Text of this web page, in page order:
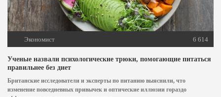
Экономист 6 614
Ученые назвали психологические трюки, помогающие питаться
правильнее без диет
Британские исследователи и эксперты по питанию выяснили, что
изменение повседневных привычек и оптические иллюзии гораздо